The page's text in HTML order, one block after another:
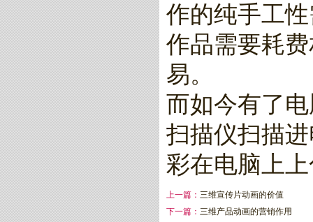
作的纯手工
作品需要耗
易。
而如今有了
扫描仪扫描
彩在电脑上
上一篇： 三维宣传片动画的价值
下一篇： 三维产品动画的营销作用